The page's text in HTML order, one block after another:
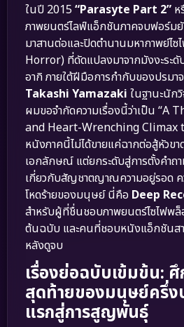
ในปี 2015“Parasyte Part 2” ห
ภาพยนตร์ไลฟ์แอ็กชันภาคจบฟอร์ม
มาสานต่อและปิดตำนานมหากาพย์ไ
Horror) ที่ดัดแปลงมาจากมังงะระดั
อากิ ภายใต้ฝีมือการกำกับของปรมา
Takashi Yamazaki ในฐานะนัก
ผมขอจำกัดความเรื่องนี้ว่าเป็น
and Heart-Wrenching Climax
หนังภาคนี้ไม่ได้ขายแค่ฉากต่อสู้หัวข
เอกลักษณ์ แต่ยกระดับสู่การตั้งคำถ
เกี่ยวกับสัญชาตญาณความอยู่รอด ค
โหดร้ายของมนุษย์ นี่คือ Deep
สำหรับผู้ที่ชื่นชอบภาพยนตร์ไซไฟพ
ต้นฉบับ และคนที่ชอบหนังแอ็กชันส
หลังดูจบ
เรื่องย่อฉบับเข้มข้น:
สุดท้ายของมนุษย์ครึ่ง
แรกสู่การสูญพันธุ์